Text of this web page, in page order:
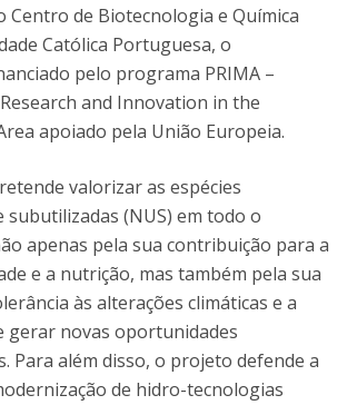
Centro de Biotecnologia e Química
Católica Portuguesa, o
pelo programa PRIMA –
and Innovation in the
apoiado pela União Europeia.
valorizar as espécies
subutilizadas (NUS) em todo o
apenas pela sua contribuição para a
e a nutrição, mas também pela sua
às alterações climáticas e a
gerar novas oportunidades
Para além disso, o projeto defende a
de hidro-tecnologias